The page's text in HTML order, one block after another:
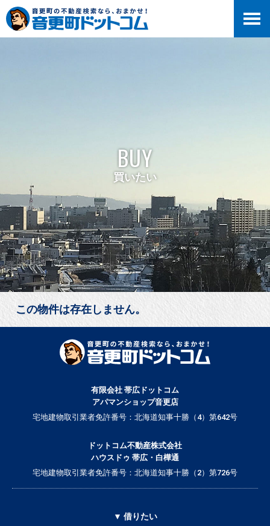
BUY
買いたい
この物件は存在しません。
有限会社 帯広ドットコム
アパマンショップ音更店
宅地建物取引業者免許番号：北海道知事十勝（4）第642号
ドットコム不動産株式会社
ハウスドゥ 帯広・白樺通
宅地建物取引業者免許番号：北海道知事十勝（2）第726号
▼ 借りたい